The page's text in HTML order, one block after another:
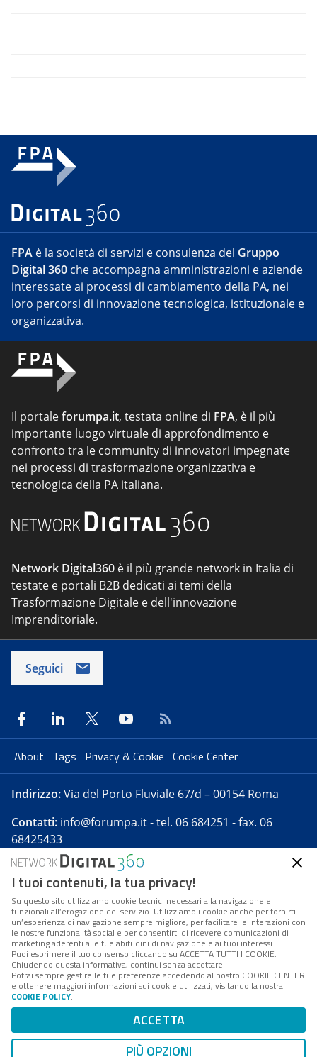
FPA è la società di servizi e consulenza del Gruppo
Digital 360 che accompagna amministrazioni e aziende
interessate ai processi di cambiamento della PA, nei
loro percorsi di innovazione tecnologica, istituzionale e
organizzativa.
Il portaleforumpa.it, testata online di FPA, è il più
importante luogo virtuale di approfondimento e
confronto tra le community di innovatori impegnate
nei processi di trasformazione organizzativa e
tecnologica della PA italiana.
Network Digital360 è il più grande network in Italia di
testate e portali B2B dedicati ai temi della
Trasformazione Digitale e dell'innovazione
Imprenditoriale.
Seguici
About Tags Privacy & Cookie Cookie Center
Indirizzo:Via del Porto Fluviale 67/d – 00154 Roma
Contatti: info@forumpa.it- tel. 06 684251 - fax. 06
68425433
Forumpa.itè una pubblicazione telematica iscritta
presso Registro della stampa del Tribunale di Roma -
Reg. n. 182 del 2 maggio 2008 - Direttore resp. Michela
Stentella
FPA s.r.l. è società soggetta a Direzione e
Coordinamento da parte di Digital360 S.p.A. - FPA s.r.l.
è un'azienda certificata per il sistema di management
Codice Fiscale/Partita IVA n. 10693191008 - R.E.A. Roma
n. 1249791. ISP AWS
Mappa del sito
I tuoi contenuti, la tua privacy!
Su questo sito utilizziamo cookie tecnici necessari alla navigazione e
funzionali all’erogazione del servizio. Utilizziamo i cookie anche per fornirti
un’esperienza di navigazione sempre migliore, per facilitare le interazioni con
le nostre funzionalità social e per consentirti di ricevere comunicazioni di
marketing aderenti alle tue abitudini di navigazione e ai tuoi interessi.
Puoi esprimere il tuo consenso cliccando su ACCETTA TUTTI I COOKIE.
Chiudendo questa informativa, continui senza accettare.
Potrai sempre gestire le tue preferenze accedendo al nostro COOKIE CENTER
e ottenere maggiori informazioni sui cookie utilizzati, visitando la nostra
COOKIE POLICY.
ACCETTA
PIÙ OPZIONI